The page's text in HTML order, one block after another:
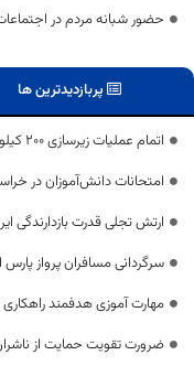
حضور شبانه مردم در
پربازدیدترین ها
اتمام عملیات زیرسازی ۲۰۰ کیلومتر از پروژه راه آهن خراسان جنوبی تا پایان سال
امتحانات دانش‌آموزان در
ارتش تجلی قدرت بازدارندگی
سرگردانی مسافران پرواز پارس
مهارت آموزی هدفمند راهکاری
ضرورت تقویت حمایت از